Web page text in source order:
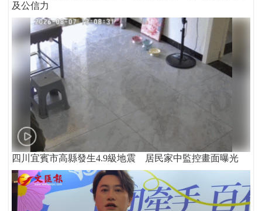
及公信力
四川宜賓市高縣發生4.9級地震 居民家中監控畫面曝光